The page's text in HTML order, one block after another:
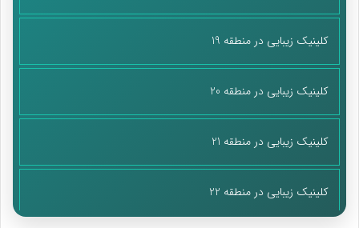
کلینیک زیبایی در منطقه 19
کلینیک زیبایی در منطقه 20
کلینیک زیبایی در منطقه 21
کلینیک زیبایی در منطقه 22